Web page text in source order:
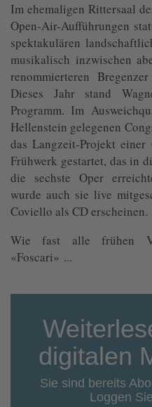
Im ehemaligen Rittersaal
Open-Air-Aufführungen
spektakulären
musikalisch inzwischen
renommierteren
Dieses Jahr stand
Programm. Im
Hellenstein gelegenen
das Langzeit-Projekt einer
Frühwerk gestartet, das in
die sechste Oper
wurde auch sie live
Coviello als CD erscheinen.
Wie fast alle frühen
«Foscari» ...
digitalen
Sie sind bereits
Loggen